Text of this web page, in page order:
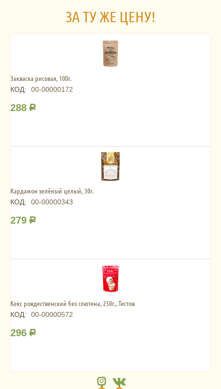
ЗА ТУ ЖЕ ЦЕНУ!
Закваска рисовая, 100г.
КОД: 00-00000172
288 Р
Кардамон зелёный целый, 30г.
КОД: 00-00000343
279 Р
Кекс рождественский без глютена, 250г., Тестов
КОД: 00-00000572
296 Р